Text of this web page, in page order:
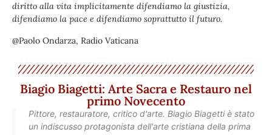
diritto alla vita implicitamente difendiamo la giustizia,
difendiamo la pace e difendiamo soprattutto il futuro.
@Paolo Ondarza, Radio Vaticana
Biagio Biagetti: Arte Sacra e Restauro nel
primo Novecento
Pittore, restauratore, critico d'arte. Biagio Biagetti è stato
un indiscusso protagonista dell'arte cristiana della prima